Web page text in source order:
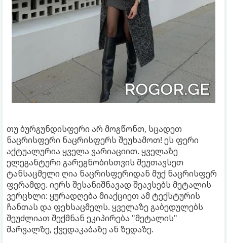
თუ ბურგუნდისფერი არ მოგწონთ, სცადეთ
ნაცრისფერი ნაცრისფერს შეუხამოთ! ეს ფერი
აქტუალურია ყველა ვარიაციით. ყველაზე
ელეგანტური გარეგნობისთვის შეუთავსეთ
ტანსაცმელი ღია ნაცრისფერიდან მუქ ნაცრისფერ
ფერამდე. იერს შესანიშნავად შეავსებს მეტალის
ვერცხლი: ყურადღება მიაქციეთ ამ ტექსტურის
ჩანთას და ფეხსაცმელს. ყველაზე გაბედულებს
შეუძლიათ შექმნან ეკიპირება "მეტალის"
შარვალზე, ქვედაკაბაზე ან ზედაზე.